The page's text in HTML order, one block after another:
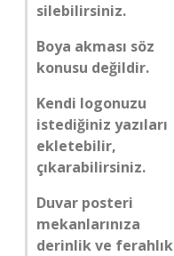
silebilirsiniz.
Boya akması söz
konusu değildir.
Kendi logonuzu
istediğiniz yazıları
ekletebilir,
çıkarabilirsiniz.
Duvar posteri
mekanlarınıza
derinlik ve ferahlık